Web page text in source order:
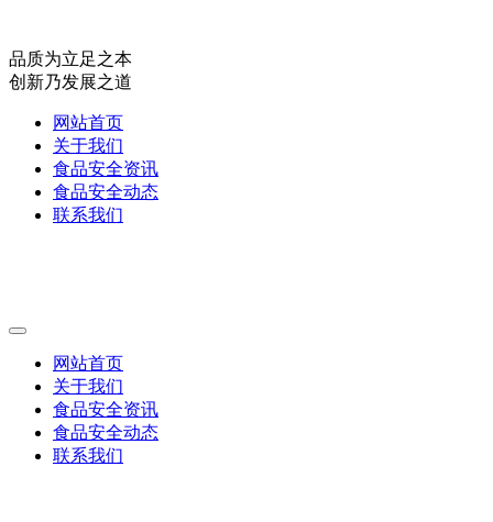
品质为立足之本
创新乃发展之道
网站首页
关于我们
食品安全资讯
食品安全动态
联系我们
网站首页
关于我们
食品安全资讯
食品安全动态
联系我们